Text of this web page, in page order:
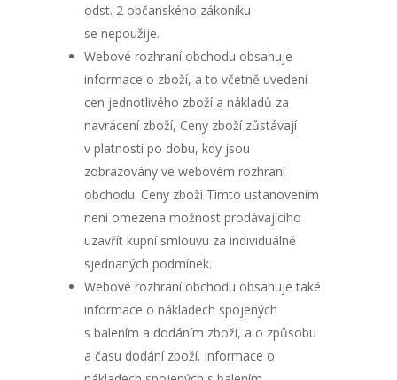
odst. 2 občanského zákoníku
se nepoužije.
Webové rozhraní obchodu obsahuje
informace o zboží, a to včetně uvedení
cen jednotlivého zboží a nákladů za
navrácení zboží, Ceny zboží zůstávají
v platnosti po dobu, kdy jsou
zobrazovány ve webovém rozhraní
obchodu. Ceny zboží Tímto ustanovením
není omezena možnost prodávajícího
uzavřít kupní smlouvu za individuálně
sjednaných podmínek.
Webové rozhraní obchodu obsahuje také
informace o nákladech spojených
s balením a dodáním zboží, a o způsobu
a času dodání zboží. Informace o